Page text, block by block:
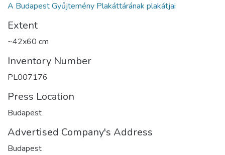
A Budapest Gyűjtemény Plakáttárának plakátjai
Extent
~42x60 cm
Inventory Number
PL007176
Press Location
Budapest
Advertised Company's Address
Budapest